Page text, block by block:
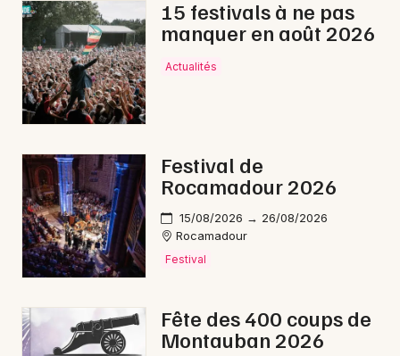
Sorties & loisirs
Montagne dans le Lot
Montagne en Midi-Pyrénées
Montagne en Occitanie
Newsletter des sorties
Artistes en tournée
Actus à Cahors
15 festivals à ne pas
manquer en août 2026
Actualités
Festival de
Rocamadour 2026
15/08/2026 → 26/08/2026
Rocamadour
Festival
Fête des 400 coups de
Montauban 2026